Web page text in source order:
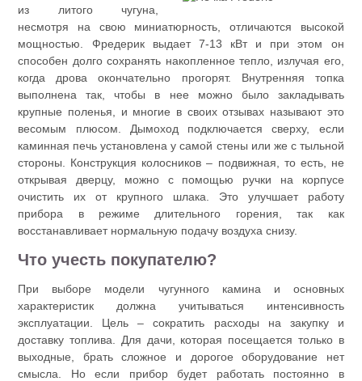
из литого чугуна,
несмотря на свою миниатюрность, отличаются высокой
мощностью. Фредерик выдает 7-13 кВт и при этом он
способен долго сохранять накопленное тепло, излучая его,
когда дрова окончательно прогорят. Внутренняя топка
выполнена так, чтобы в нее можно было закладывать
крупные поленья, и многие в своих отзывах называют это
весомым плюсом. Дымоход подключается сверху, если
каминная печь установлена у самой стены или же с тыльной
стороны. Конструкция колосников – подвижная, то есть, не
открывая дверцу, можно с помощью ручки на корпусе
очистить их от крупного шлака. Это улучшает работу
прибора в режиме длительного горения, так как
восстанавливает нормальную подачу воздуха снизу.
Что учесть покупателю?
При выборе модели чугунного камина и основных
характеристик должна учитываться интенсивность
эксплуатации. Цель – сократить расходы на закупку и
доставку топлива. Для дачи, которая посещается только в
выходные, брать сложное и дорогое оборудование нет
смысла. Но если прибор будет работать постоянно в